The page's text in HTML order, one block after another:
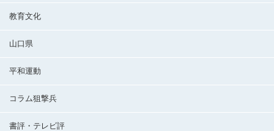
教育文化
山口県
平和運動
コラム狙撃兵
書評・テレビ評